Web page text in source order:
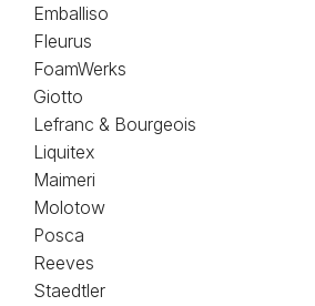
Emballiso
Fleurus
FoamWerks
Giotto
Lefranc & Bourgeois
Liquitex
Maimeri
Molotow
Posca
Reeves
Staedtler